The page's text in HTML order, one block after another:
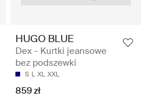
HUGO BLUE
Dex - Kurtki jeansowe
bez podszewki
S L XL XXL
859 zł